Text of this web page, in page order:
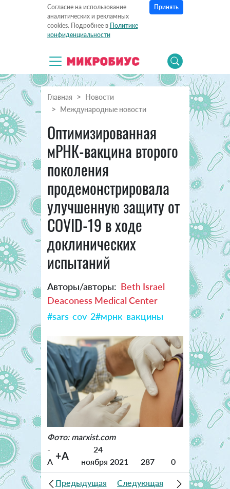
Согласие на использование
аналитических и рекламных
cookies. Подробнее в Политике
конфиденциальности
Принять
Главная
Новости
Международные новости
Оптимизированная
мРНК-вакцина второго
поколения
продемонстрировала
улучшенную защиту от
COVID-19 в ходе
доклинических
испытаний
Авторы/авторы: Beth Israel
Deaconess Medical Center
#sars-cov-2#мрнк-вакцины
Фото: marxist.com
-
A +A
24
ноября 2021
287 0
Предыдущая
Следующая